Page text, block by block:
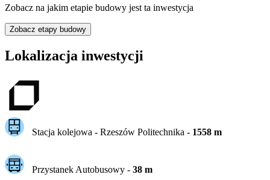
Zobacz na jakim etapie budowy jest ta inwestycja
Zobacz etapy budowy
Lokalizacja inwestycji
Stacja kolejowa - Rzeszów Politechnika - 1558m
Przystanek Autobusowy - 38m